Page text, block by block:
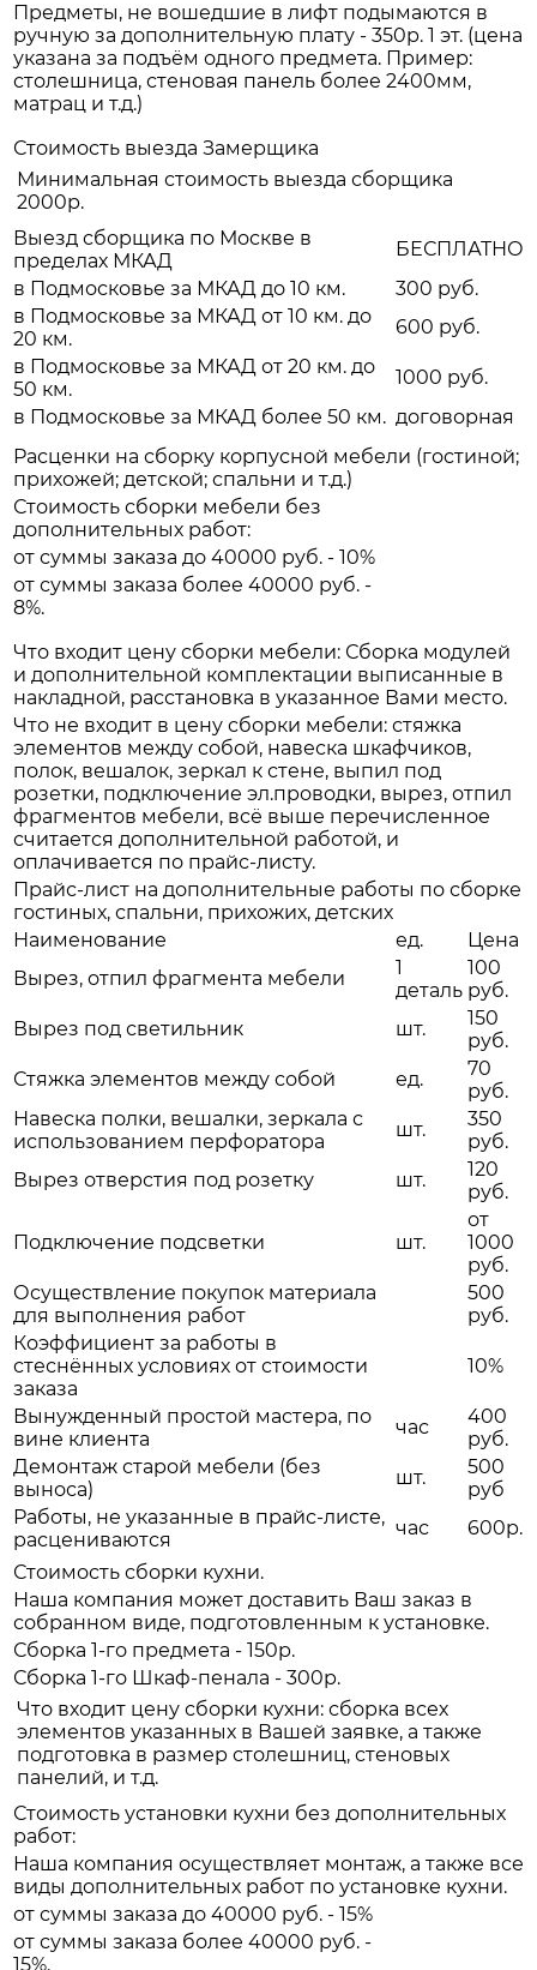
Предметы, не вошедшие в лифт подымаются в
ручную за дополнительную плату - 350р. 1 эт. (цена
указана за подъём одного предмета. Пример:
столешница, стеновая панель более 2400мм,
матрац и т.д.)
Стоимость выезда Замерщика
Минимальная стоимость выезда сборщика
2000р.
Выезд сборщика по Москве в
пределах МКАД
БЕСПЛАТНО
в Подмосковье за МКАД до 10 км.
300 руб.
в Подмосковье за МКАД от 10 км. до
20 км.
600 руб.
в Подмосковье за МКАД от 20 км. до
50 км.
1000 руб.
в Подмосковье за МКАД более 50 км. договорная
Расценки на сборку корпусной мебели (гостиной;
прихожей; детской; спальни и т.д.)
Стоимость сборки мебели без
дополнительных работ:
от суммы заказа до 40000 руб. - 10%
от суммы заказа более 40000 руб. -
8%.
Что входит цену сборки мебели: Сборка модулей
и дополнительной комплектации выписанные в
накладной, расстановка в указанное Вами место.
Что не входит в цену сборки мебели: стяжка
элементов между собой, навеска шкафчиков,
полок, вешалок, зеркал к стене, выпил под
розетки, подключение эл.проводки, вырез, отпил
фрагментов мебели, всё выше перечисленное
считается дополнительной работой, и
оплачивается по прайс-листу.
Прайс-лист на дополнительные работы по сборке
гостиных, спальни, прихожих, детских
Наименование
ед.
Цена
Вырез, отпил фрагмента мебели
1
деталь
100
руб.
Вырез под светильник
шт.
150
руб.
Стяжка элементов между собой
ед.
70
руб.
Навеска полки, вешалки, зеркала с
использованием перфоратора
шт.
350
руб.
Вырез отверстия под розетку
шт.
120
руб.
Подключение подсветки шт.
от
1000
руб.
Осуществление покупок материала
для выполнения работ
500
руб.
Коэффициент за работы в
стеснённых условиях от стоимости
заказа
10%
Вынужденный простой мастера, по
вине клиента
час
400
руб.
Демонтаж старой мебели (без
выноса)
шт.
500
руб
Работы, не указанные в прайс-листе,
расцениваются
час
600р.
Стоимость сборки кухни.
Наша компания может доставить Ваш заказ в
собранном виде, подготовленным к установке.
Сборка 1-го предмета - 150р.
Сборка 1-го Шкаф-пенала - 300р.
Что входит цену сборки кухни: сборка всех
элементов указанных в Вашей заявке, а также
подготовка в размер столешниц, стеновых
панелий, и т.д.
Стоимость установки кухни без дополнительных
работ:
Наша компания осуществляет монтаж, а также все
виды дополнительных работ по установке кухни.
от суммы заказа до 40000 руб. - 15%
от суммы заказа более 40000 руб. -
15%.